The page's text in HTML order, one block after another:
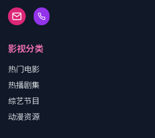
影视分类
热门电影
热播剧集
综艺节目
动漫资源